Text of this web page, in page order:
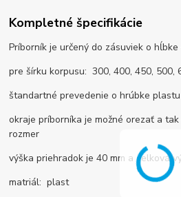
Kompletné špecifikácie
Príborník je určený do zásuviek o hĺbke
pre šírku korpusu: 300, 400, 450, 500,
štandartné prevedenie o hrúbke plastu
okraje príborníka je možné orezať a
rozmer
výška priehradok je 40 mm a celková
matriál: plast